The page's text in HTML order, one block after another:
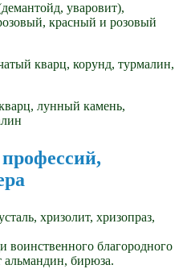
уваровит),
красный и розовый
кварц, корунд, турмалин,
лунный камень,
хризолит, хризопраз,
благородного
альмандин, бирюза.